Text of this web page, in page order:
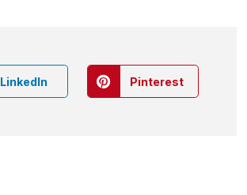
LinkedIn Pinterest